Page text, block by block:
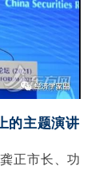
的主题演讲
正市长、功